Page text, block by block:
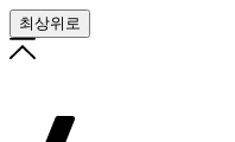
최상위로